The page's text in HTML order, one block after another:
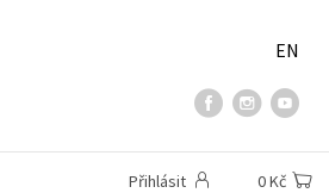
EN
Přihlásit 0 Kč